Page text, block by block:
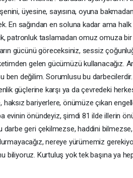
üyesine, sayısına, oyuna
En sağından en soluna kadar ama
patronluk taslamadan omuz omuza
gücünü göreceksiniz, sessiz
gelen gücümüzü kullanacağız.
değilim. Sorumlusu bu
güçlerine karşı ya da çevredeki
bariyerlere, önümüze çıkan
evinin önündeyiz, şimdi 81 ilde illerin
geri çekilmezse, haddini bilmezse,
nereye yürümemiz
biliyoruz. Kurtuluş yok tek başına ya